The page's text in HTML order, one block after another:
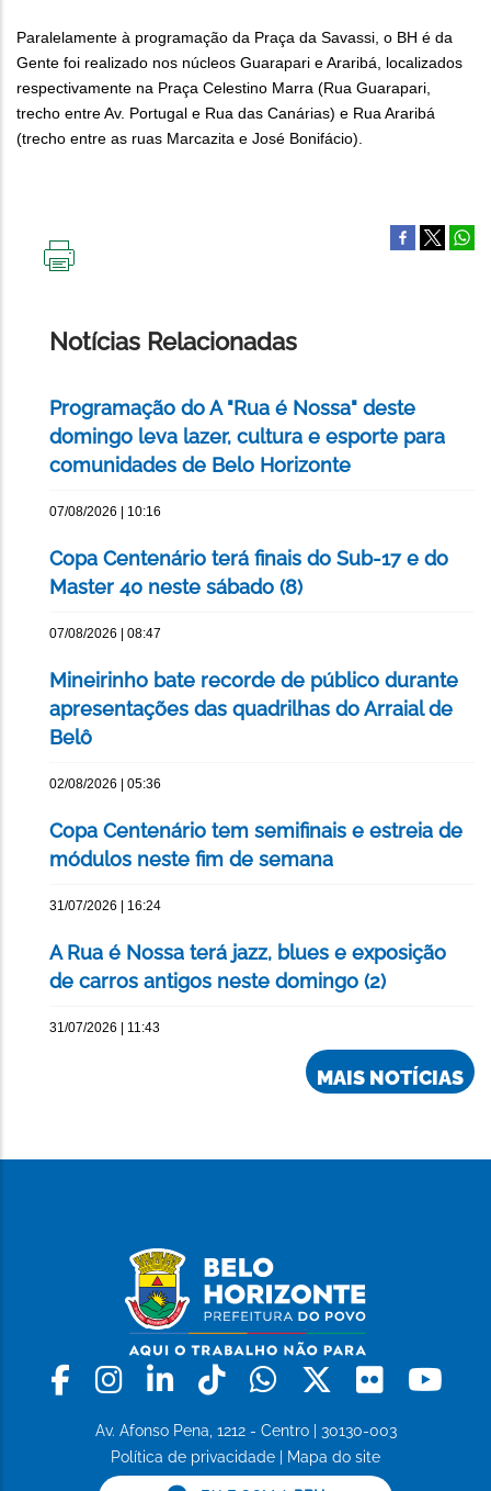
Paralelamente à programação da Praça da Savassi, o BH é da
Gente foi realizado nos núcleos Guarapari e Araribá, localizados
respectivamente na Praça Celestino Marra (Rua Guarapari,
trecho entre Av. Portugal e Rua das Canárias) e Rua Araribá
(trecho entre as ruas Marcazita e José Bonifácio).
Notícias Relacionadas
Programação do A "Rua é Nossa" deste
domingo leva lazer, cultura e esporte para
comunidades de Belo Horizonte
07/08/2026 | 10:16
Copa Centenário terá finais do Sub-17 e do
Master 40 neste sábado (8)
07/08/2026 | 08:47
Mineirinho bate recorde de público durante
apresentações das quadrilhas do Arraial de
Belô
02/08/2026 | 05:36
Copa Centenário tem semifinais e estreia de
módulos neste fim de semana
31/07/2026 | 16:24
A Rua é Nossa terá jazz, blues e exposição
de carros antigos neste domingo (2)
31/07/2026 | 11:43
MAIS NOTÍCIAS
Facebook
Instagram
LinkedinTiktokWhatsapp
X Flickr
Av. Afonso Pena, 1212 - Centro | 30130-003
Política de privacidade
Mapa do site